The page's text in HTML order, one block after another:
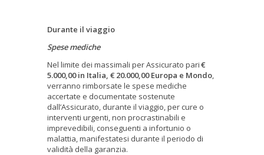
Durante il viaggio
Spese mediche
Nel limite dei massimali per Assicurato pari€
5.000,00 in Italia, € 20.000,00 Europa e Mondo,
verranno rimborsate le spese mediche
accertate e documentate sostenute
dall’Assicurato, durante il viaggio, per cure o
interventi urgenti, non procrastinabili e
imprevedibili, conseguenti a infortunio o
malattia, manifestatesi durante il periodo di
validità della garanzia.